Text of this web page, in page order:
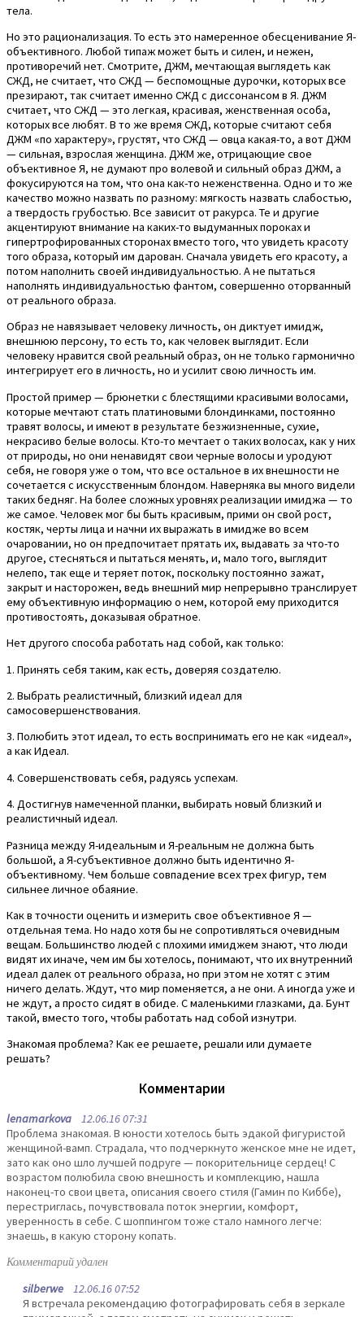
тела.
Но это рационализация. То есть это намеренное обесценивание Я-
объективного. Любой типаж может быть и силен, и нежен,
противоречий нет. Смотрите, ДЖМ, мечтающая выглядеть как
СЖД, не считает, что СЖД — беспомощные дурочки, которых все
презирают, так считает именно СЖД с диссонансом в Я. ДЖМ
считает, что СЖД — это легкая, красивая, женственная особа,
которых все любят. В то же время СЖД, которые считают себя
ДЖМ «по характеру», грустят, что СЖД — овца какая-то, а вот ДЖМ
— сильная, взрослая женщина. ДЖМ же, отрицающие свое
объективное Я, не думают про волевой и сильный образ ДЖМ, а
фокусируются на том, что она как-то неженственна. Одно и то же
качество можно назвать по разному: мягкость назвать слабостью,
а твердость грубостью. Все зависит от ракурса. Те и другие
акцентируют внимание на каких-то выдуманных пороках и
гипертрофированных сторонах вместо того, что увидеть красоту
того образа, который им дарован. Сначала увидеть его красоту, а
потом наполнить своей индивидуальностью. А не пытаться
наполнять индивидуальностью фантом, совершенно оторванный
от реального образа.
Образ не навязывает человеку личность, он диктует имидж,
внешнюю персону, то есть то, как человек выглядит. Если
человеку нравится свой реальный образ, он не только гармонично
интегрирует его в личность, но и усилит свою личность им.
Простой пример — брюнетки с блестящими красивыми волосами,
которые мечтают стать платиновыми блондинками, постоянно
травят волосы, и имеют в результате безжизненные, сухие,
некрасиво белые волосы. Кто-то мечтает о таких волосах, как у них
от природы, но они ненавидят свои черные волосы и уродуют
себя, не говоря уже о том, что все остальное в их внешности не
сочетается с искусственным блондом. Наверняка вы много видели
таких бедняг. На более сложных уровнях реализации имиджа — то
же самое. Человек мог бы быть красивым, прими он свой рост,
костяк, черты лица и начни их выражать в имидже во всем
очаровании, но он предпочитает прятать их, выдавать за что-то
другое, стесняться и пытаться менять, и, мало того, выглядит
нелепо, так еще и теряет поток, поскольку постоянно зажат,
закрыт и насторожен, ведь внешний мир непрерывно транслирует
ему объективную информацию о нем, которой ему приходится
противостоять, доказывая обратное.
Нет другого способа работать над собой, как только:
1. Принять себя таким, как есть, доверяя создателю.
2. Выбрать реалистичный, близкий идеал для
самосовершенствования.
3. Полюбить этот идеал, то есть воспринимать его не как «идеал»,
а как Идеал.
4. Совершенствовать себя, радуясь успехам.
4. Достигнув намеченной планки, выбирать новый близкий и
реалистичный идеал.
Разница между Я-идеальным и Я-реальным не должна быть
большой, а Я-субъективное должно быть идентично Я-
объективному. Чем больше совпадение всех трех фигур, тем
сильнее личное обаяние.
Как в точности оценить и измерить свое объективное Я —
отдельная тема. Но надо хотя бы не сопротивляться очевидным
вещам. Большинство людей с плохими имиджем знают, что люди
видят их иначе, чем им бы хотелось, понимают, что их внутренний
идеал далек от реального образа, но при этом не хотят с этим
ничего делать. Ждут, что мир поменяется, а не они. А иногда уже и
не ждут, а просто сидят в обиде. С маленькими глазками, да. Бунт
такой, вместо того, чтобы работать над собой изнутри.
Знакомая проблема? Как ее решаете, решали или думаете
решать?
Комментарии
lenamarkova 12.06.16 07:31
Проблема знакомая. В юности хотелось быть эдакой фигуристой
женщиной-вамп. Страдала, что подчеркнуто женское мне не идет,
зато как оно шло лучшей подруге — покорительнице сердец! С
возрастом полюбила свою внешность и комплекцию, нашла
наконец-то свои цвета, описания своего стиля (Гамин по Киббе),
перестриглась, почувствовала поток энергии, комфорт,
уверенность в себе. С шоппингом тоже стало намного легче:
знаешь, в какую сторону копать.
Комментарий удален
silberwe 12.06.16 07:52
Я встречала рекомендацию фотографировать себя в зеркале